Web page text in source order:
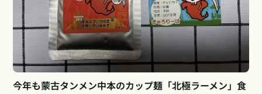
今年も蒙古タンメン中本のカップ麺「北極ラーメン」食